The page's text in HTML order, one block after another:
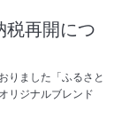
税再開につ
りました「ふるさと
リジナルブレンド